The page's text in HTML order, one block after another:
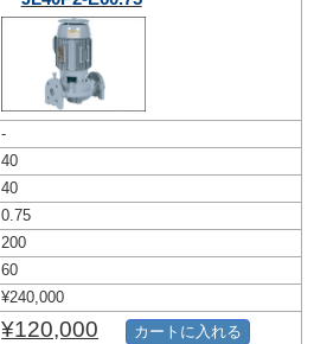
-
40
40
0.75
200
60
¥240,000
¥120,000 カートに入れる